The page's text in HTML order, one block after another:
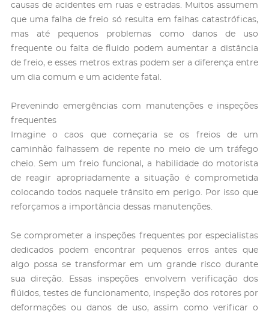
causas de acidentes em ruas e estradas. Muitos assumem
que uma falha de freio só resulta em falhas catastróficas,
mas até pequenos problemas como danos de uso
frequente ou falta de fluido podem aumentar a distância
de freio, e esses metros extras podem ser a diferença entre
um dia comum e um acidente fatal.
Prevenindo emergências com manutenções e inspeções
frequentes
Imagine o caos que começaria se os freios de um
caminhão falhassem de repente no meio de um tráfego
cheio. Sem um freio funcional, a habilidade do motorista
de reagir apropriadamente a situação é comprometida
colocando todos naquele trânsito em perigo. Por isso que
reforçamos a importância dessas manutenções.
Se comprometer a inspeções frequentes por especialistas
dedicados podem encontrar pequenos erros antes que
algo possa se transformar em um grande risco durante
sua direção. Essas inspeções envolvem verificação dos
flúidos, testes de funcionamento, inspeção dos rotores por
deformações ou danos de uso, assim como verificar o